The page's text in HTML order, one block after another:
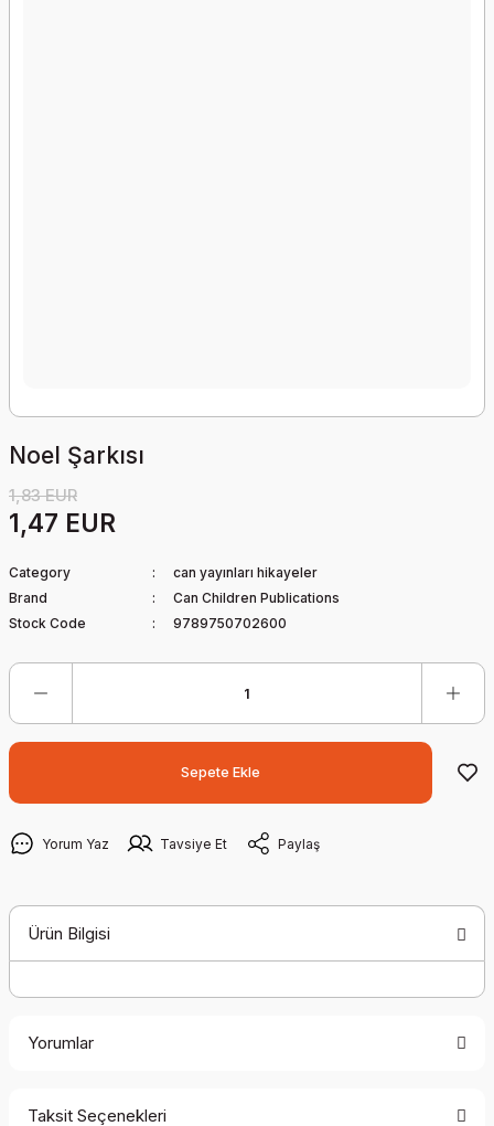
Noel Şarkısı
1,83 EUR
1,47 EUR
Category
can yayınları hikayeler
Brand
Can Children Publications
Stock Code
9789750702600
Sepete Ekle
Yorum Yaz Tavsiye Et Paylaş
Ürün Bilgisi
Yorumlar
Taksit Seçenekleri